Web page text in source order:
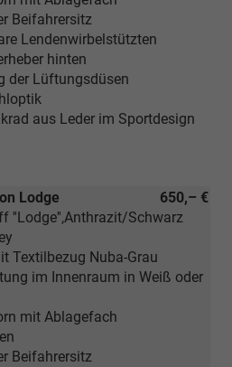
Winter
Paket)
Feuchtigkeitssensor
Geruchs-
Allergenfilter
Paket
[PUI]
Winter
Paket)
Beifahrersitz
Lendenwirbelstützten
hinten
der Lüftungsdüsen
aus Leder im Sportdesign
650,– €
Lodge
''Lodge'',Anthrazit/Schwarz
Textilbezug Nuba-Grau
im Innenraum in Weiß oder
mit Ablagefach
Beifahrersitz